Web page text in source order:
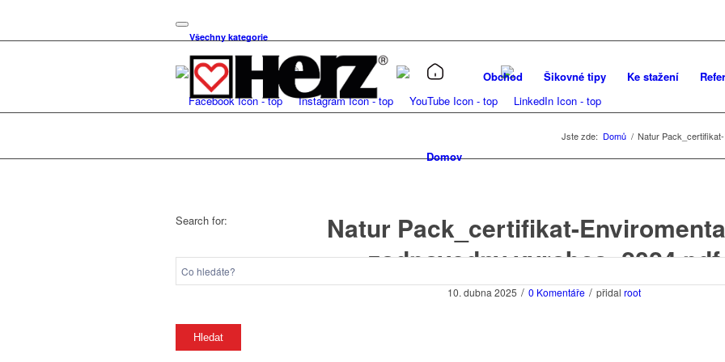
Všechny kategorie
Domov
Obchod Šikovné tipy Ke stažení
Search for:
Jste zde: Domů / Natur
Natur Pack_certifikat-
zodpovedny vyrobca_2024.pdf
10. dubna 2025 / 0 Komentáře / přidal root